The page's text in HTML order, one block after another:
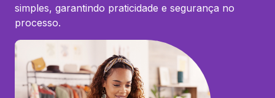
simples, garantindo praticidade e segurança no
processo.